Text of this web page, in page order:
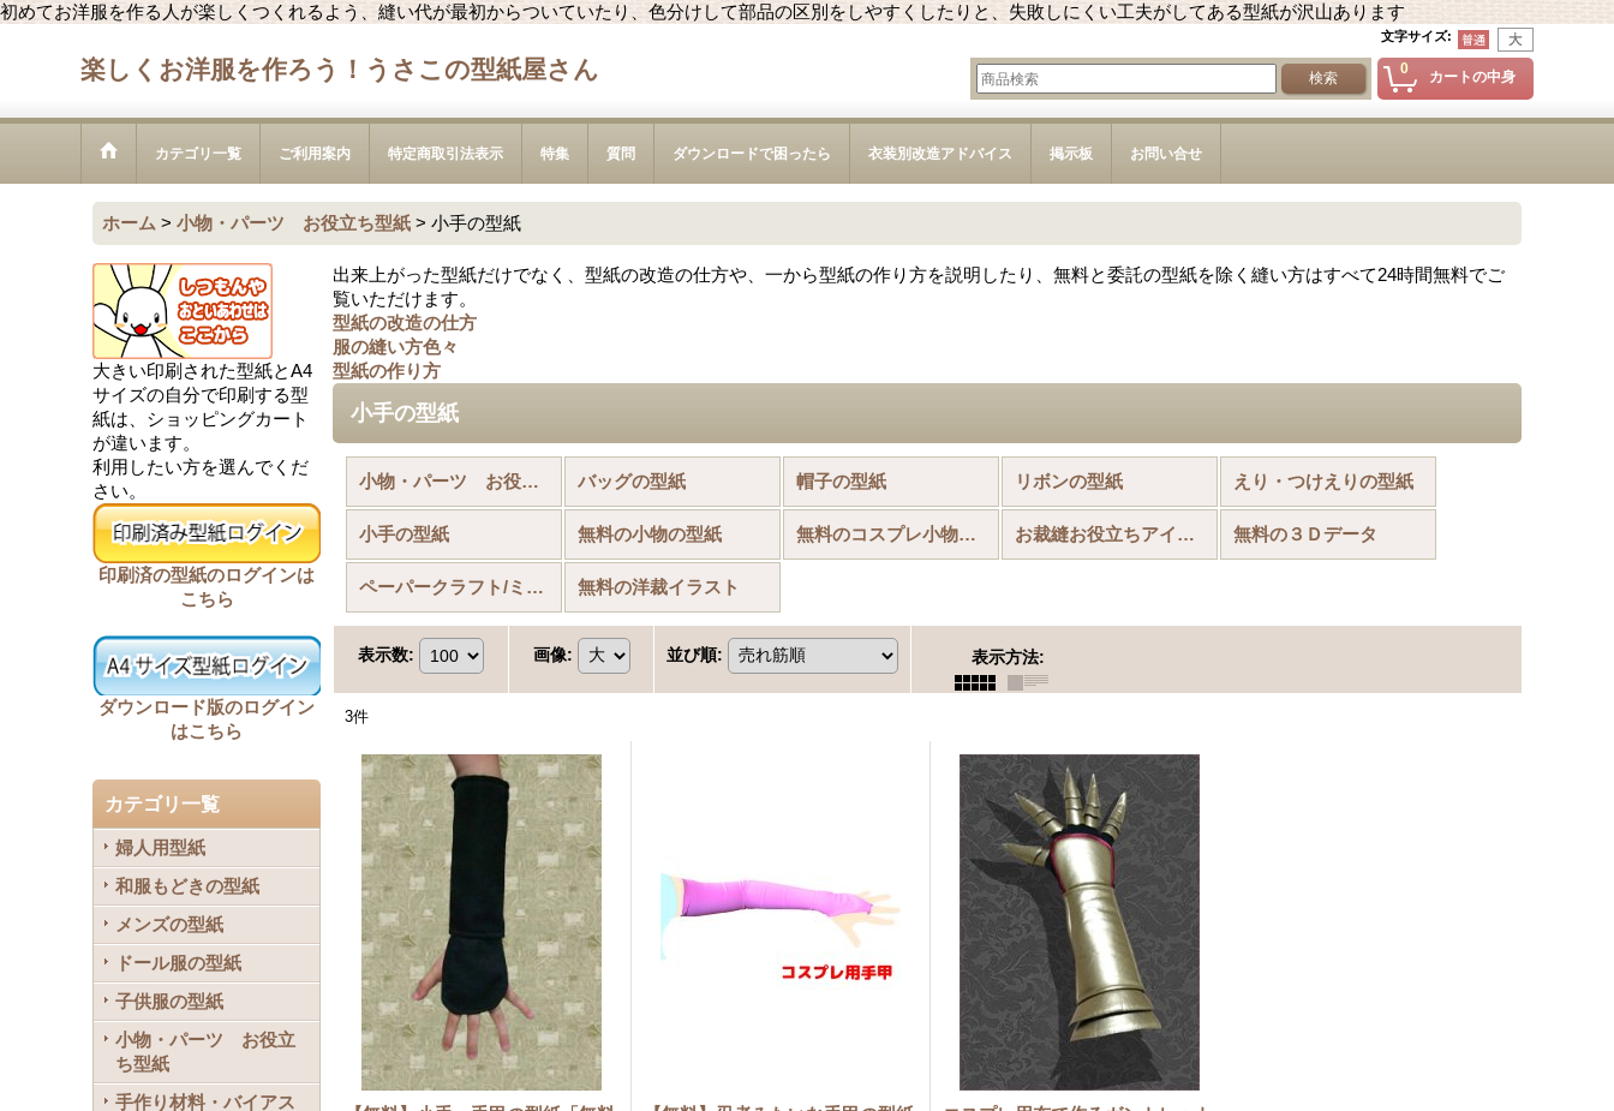
初めてお洋服を作る人が楽しくつくれるよう、縫い代が最初からついていたり、色分けして部品の区別をしやすくしたりと、失敗しにくい工夫がしてある型紙が沢山あります
文字サイズ:
楽しくお洋服を作ろう！うさこの型紙屋さん 0 カートの中身
カテゴリ一覧 ご利用案内 特定商取引法表示 特集 質問 ダウンロードで困ったら 衣装別改造アドバイス 掲示板 お問い合せ
ホーム > 小物・パーツ お役立ち型紙 > 小手の型紙
大きい印刷された型紙とA4
サイズの自分で印刷する型
紙は、ショッピングカート
が違います。
利用したい方を選んでくだ
さい。
印刷済の型紙のログインは
こちら
ダウンロード版のログイン
はこちら
カテゴリ一覧
婦人用型紙
和服もどきの型紙
メンズの型紙
ドール服の型紙
子供服の型紙
小物・パーツ お役立
ち型紙
手作り材料・バイアス
出来上がった型紙だけでなく、型紙の改造の仕方や、一から型紙の作り方を説明したり、無料と委託の型紙を除く縫い方はすべて24時間無料でご
覧いただけます。
型紙の改造の仕方
服の縫い方色々
型紙の作り方
小手の型紙
小物・パーツ お役立ち型紙 (全商品) バッグの型紙 帽子の型紙 リボンの型紙 えり・つけえりの型紙
小手の型紙 無料の小物の型紙 無料のコスプレ小物の型紙 お裁縫お役立ちアイテム 無料の３Ｄデータ
ペーパークラフト/ミニチュア背景(書き割り) 無料の洋裁イラスト
表示数: 画像: 並び順: 表示方法:
3件